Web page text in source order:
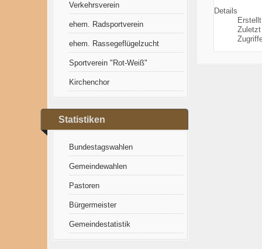
Verkehrsverein
ehem. Radsportverein
ehem. Rassegeflügelzucht
Sportverein "Rot-Weiß"
Kirchenchor
Statistiken
Bundestagswahlen
Gemeindewahlen
Pastoren
Bürgermeister
Gemeindestatistik
Details